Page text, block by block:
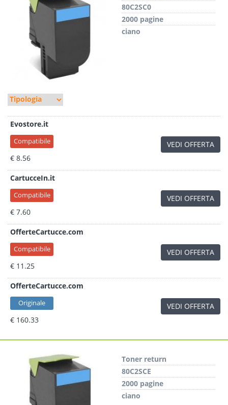
80C2SC0
2000 pagine
ciano
Evostore.it
Compatibile
€ 8.56
VEDI OFFERTA
CartucceIn.it
Compatibile
€ 7.60
VEDI OFFERTA
OfferteCartucce.com
Compatibile
€ 11.25
VEDI OFFERTA
OfferteCartucce.com
Originale
€ 160.33
VEDI OFFERTA
Toner return
80C2SCE
2000 pagine
ciano